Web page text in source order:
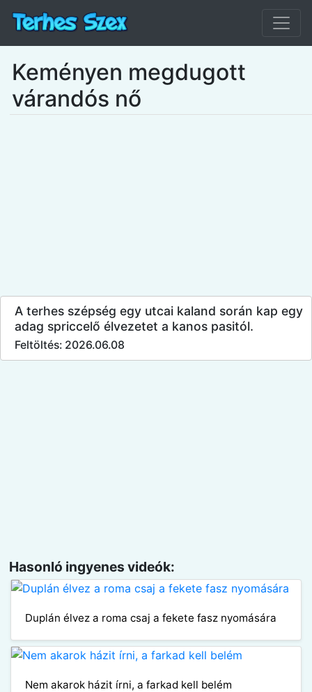
Keményen megdugott
várandós nő
A terhes szépség egy utcai kaland során kap egy
adag spriccelő élvezetet a kanos pasitól.
Feltöltés: 2026.06.08
Hasonló ingyenes videók:
Duplán élvez a roma csaj a fekete fasz nyomására
Nem akarok házit írni, a farkad kell belém